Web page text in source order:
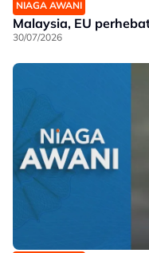
NIAGA AWANI
Malaysia, EU
30/07/2026